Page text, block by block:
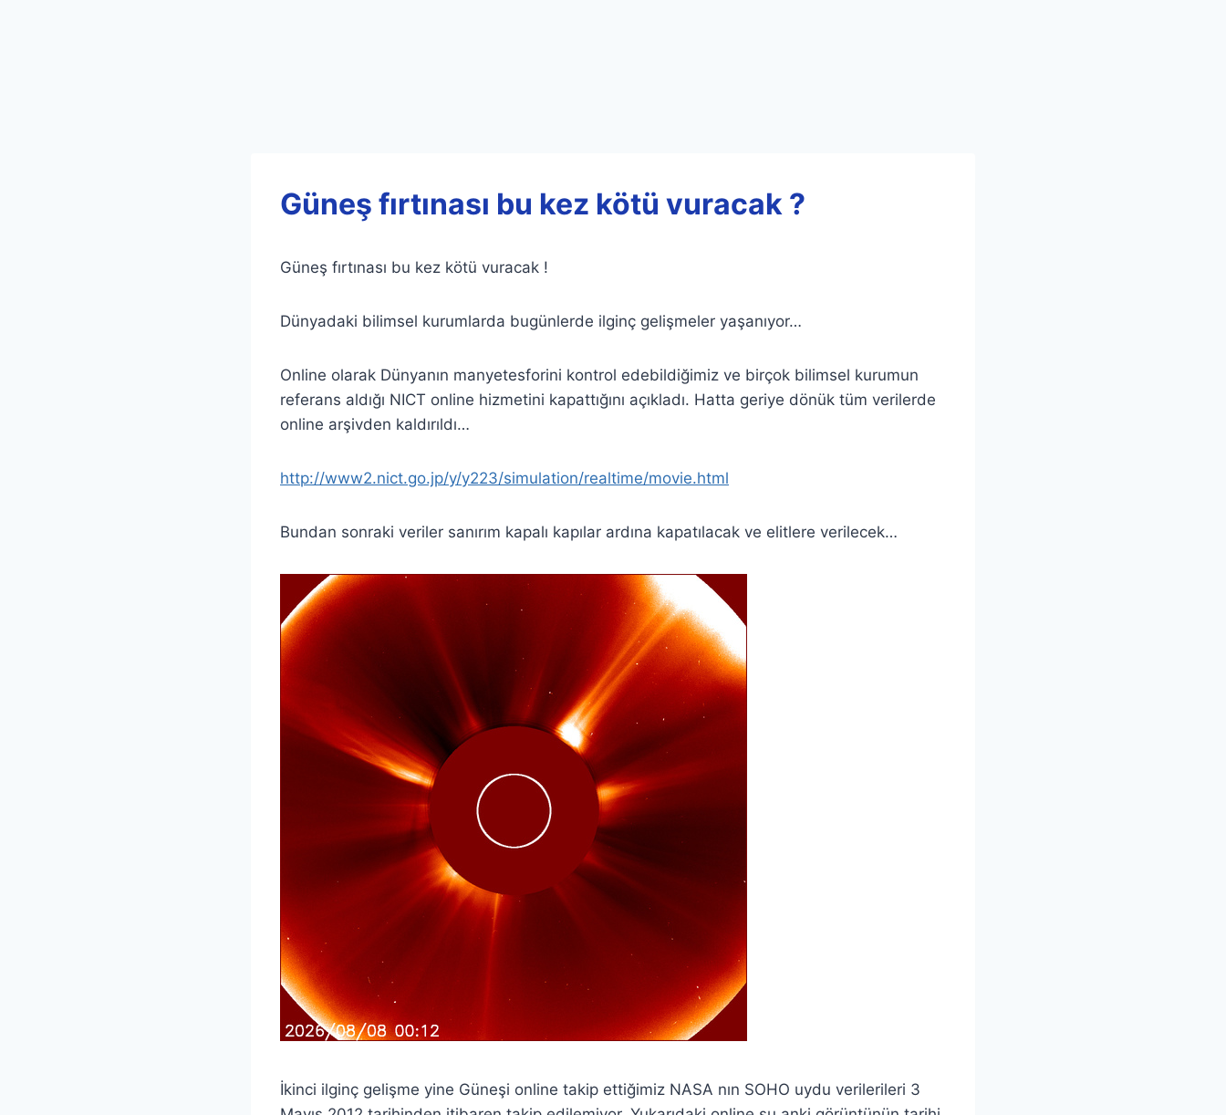
Güneş fırtınası bu kez kötü vuracak ?
Güneş fırtınası bu kez kötü vuracak !
Dünyadaki bilimsel kurumlarda bugünlerde ilginç gelişmeler yaşanıyor…
Online olarak Dünyanın manyetesforini kontrol edebildiğimiz ve birçok bilimsel kurumun
referans aldığı NICT online hizmetini kapattığını açıkladı. Hatta geriye dönük tüm verilerde
online arşivden kaldırıldı…
http://www2.nict.go.jp/y/y223/simulation/realtime/movie.html
Bundan sonraki veriler sanırım kapalı kapılar ardına kapatılacak ve elitlere verilecek…
İkinci ilginç gelişme yine Güneşi online takip ettiğimiz NASA nın SOHO uydu verilerileri 3